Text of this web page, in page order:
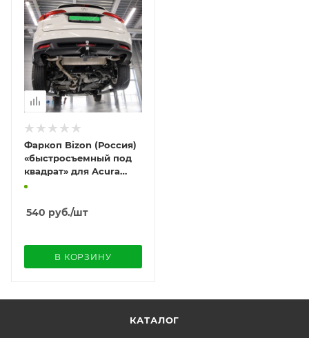
Фаркоп Bizon (Россия)
«быстросъемный под
квадрат» для Acura
RDX II (2013-2018)
540 руб./шт
В КОРЗИНУ
КАТАЛОГ